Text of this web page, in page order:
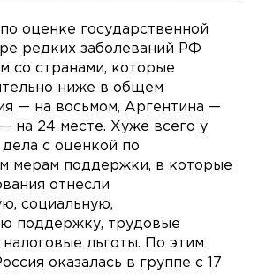
оценке государственной
редких заболеваний РФ
со странами, которые
ниже в общем
— на восьмом, Аргентина —
на 24 месте. Хуже всего у
дела с оценкой по
мерам поддержки, в которые
отнесли
социальную,
поддержку, трудовые
льготы. По этим
оказалась в группе с 17